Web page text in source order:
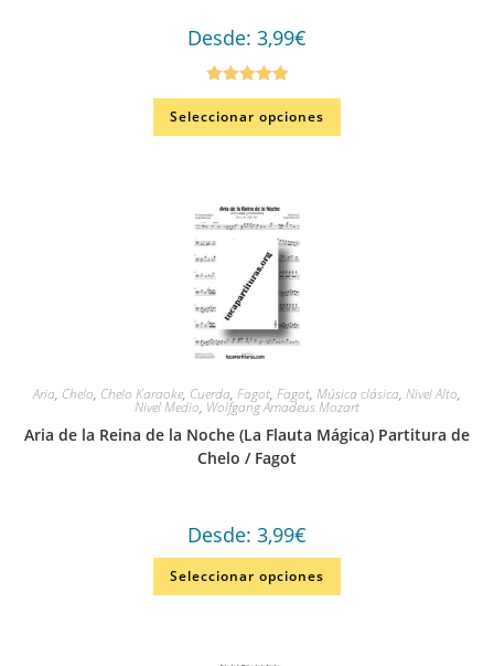
Desde: 3,99€
Valorado en
5.00de 5
Seleccionar opciones
Aria, Chelo, Chelo Karaoke, Cuerda, Fagot, Fagot, Música clásica, Nivel Alto,
Nivel Medio, Wolfgang Amadeus Mozart
Aria de la Reina de la Noche (La Flauta Mágica) Partitura de
Chelo / Fagot
Desde: 3,99€
Seleccionar opciones